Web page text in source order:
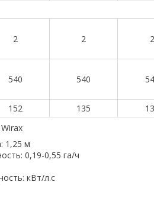
2 2 2
540 540
152 135
1,25 м
0,19-0,55 га/ч
кВт/л.с